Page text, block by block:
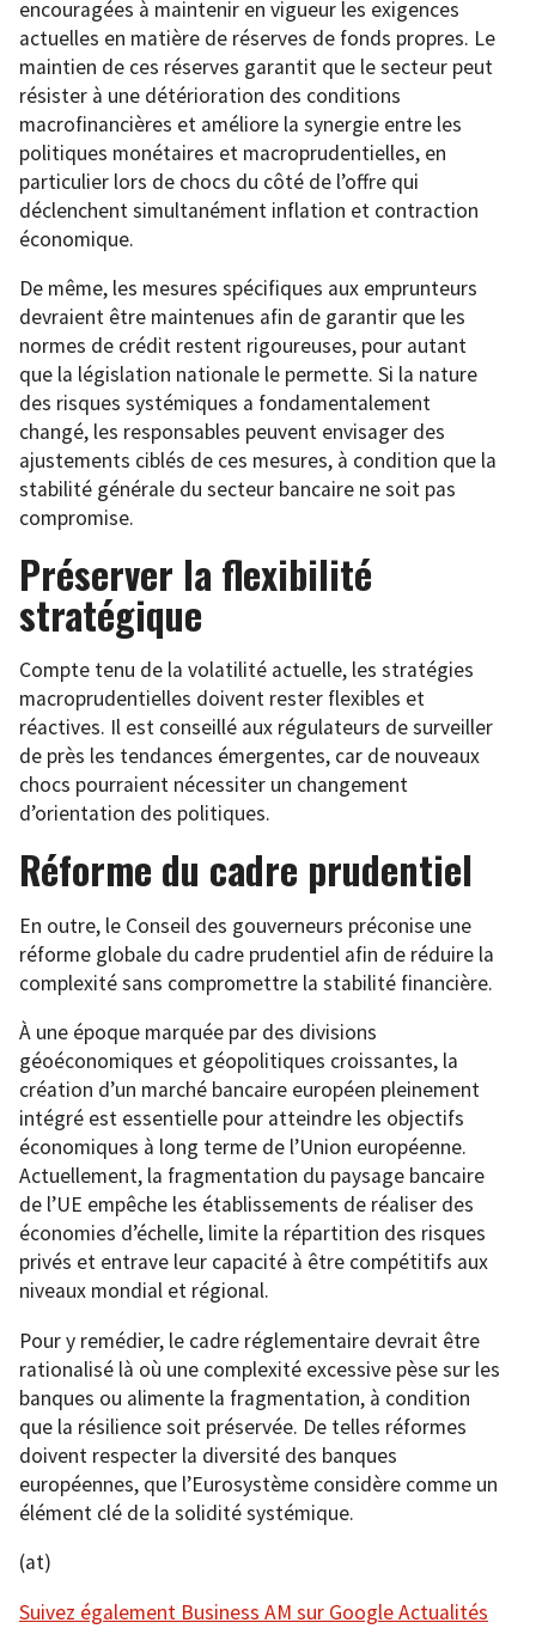
encouragées à maintenir en vigueur les exigences
actuelles en matière de réserves de fonds propres. Le
maintien de ces réserves garantit que le secteur peut
résister à une détérioration des conditions
macrofinancières et améliore la synergie entre les
politiques monétaires et macroprudentielles, en
particulier lors de chocs du côté de l’offre qui
déclenchent simultanément inflation et contraction
économique.
De même, les mesures spécifiques aux emprunteurs
devraient être maintenues afin de garantir que les
normes de crédit restent rigoureuses, pour autant
que la législation nationale le permette. Si la nature
des risques systémiques a fondamentalement
changé, les responsables peuvent envisager des
ajustements ciblés de ces mesures, à condition que la
stabilité générale du secteur bancaire ne soit pas
compromise.
Préserver la flexibilité
stratégique
Compte tenu de la volatilité actuelle, les stratégies
macroprudentielles doivent rester flexibles et
réactives. Il est conseillé aux régulateurs de surveiller
de près les tendances émergentes, car de nouveaux
chocs pourraient nécessiter un changement
d’orientation des politiques.
Réforme du cadre prudentiel
En outre, le Conseil des gouverneurs préconise une
réforme globale du cadre prudentiel afin de réduire la
complexité sans compromettre la stabilité financière.
À une époque marquée par des divisions
géoéconomiques et géopolitiques croissantes, la
création d’un marché bancaire européen pleinement
intégré est essentielle pour atteindre les objectifs
économiques à long terme de l’Union européenne.
Actuellement, la fragmentation du paysage bancaire
de l’UE empêche les établissements de réaliser des
économies d’échelle, limite la répartition des risques
privés et entrave leur capacité à être compétitifs aux
niveaux mondial et régional.
Pour y remédier, le cadre réglementaire devrait être
rationalisé là où une complexité excessive pèse sur les
banques ou alimente la fragmentation, à condition
que la résilience soit préservée. De telles réformes
doivent respecter la diversité des banques
européennes, que l’Eurosystème considère comme un
élément clé de la solidité systémique.
(at)
Suivez également Business AM sur Google Actualités